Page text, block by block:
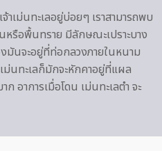
เม่นทะเลอยู่บ่อยๆ เราสามารถพบ
หรือพื้นทราย มีลักษณะเปราะบาง
นจะอยู่ที่ท่อกลวงภายในหนาม
ม่นทะเลก็มักจะหักคาอยู่ที่แผล
อาการเมื่อโดน เม่นทะเลตำ จะ